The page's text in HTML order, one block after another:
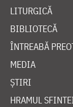
LITURGICĂ
BIBLIOTECĂ
ÎNTREABĂ
MEDIA
ȘTIRI
HRAMUL